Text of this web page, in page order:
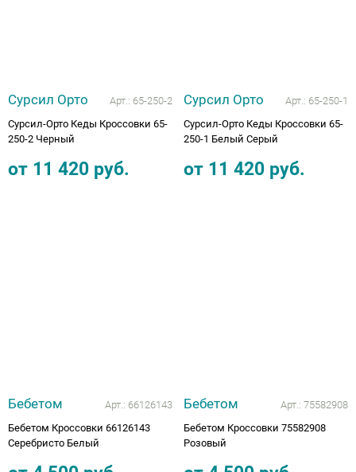
Сурсил Орто Арт.: 65-250-2
Сурсил-Орто Кеды Кроссовки 65-
250-2 Черный
от 11 420 руб.
Сурсил Орто Арт.: 65-250-1
Сурсил-Орто Кеды Кроссовки 65-
250-1 Белый Серый
от 11 420 руб.
Бебетом Арт.: 66126143
Бебетом Кроссовки 66126143
Серебристо Белый
Бебетом Арт.: 75582908
Бебетом Кроссовки 75582908
Розовый